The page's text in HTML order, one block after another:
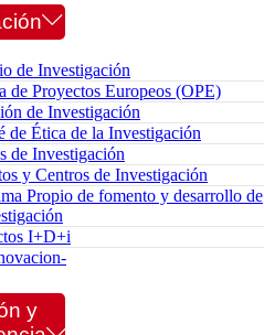
de Investigación
de Proyectos Europeos (OPE)
de Investigación
de Ética de la Investigación
de Investigación
y Centros de Investigación
Propio de fomento y desarrollo de
I+D+i
y